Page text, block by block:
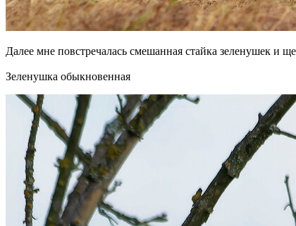
Далее мне повстречалась смешанная стайка зеленушек и
Зеленушка обыкновенная